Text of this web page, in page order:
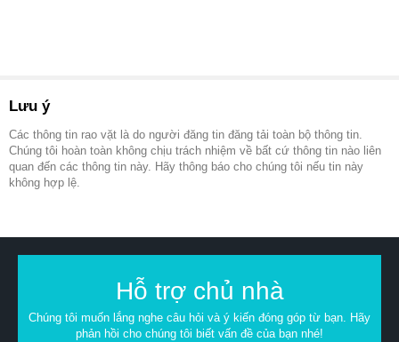
Lưu ý
Các thông tin rao vặt là do người đăng tin đăng tải toàn bộ thông tin.
Chúng tôi hoàn toàn không chịu trách nhiệm về bất cứ thông tin nào liên
quan đến các thông tin này. Hãy thông báo cho chúng tôi nếu tin này
không hợp lệ.
Hỗ trợ chủ nhà
Chúng tôi muốn lắng nghe câu hỏi và ý kiến đóng góp từ bạn. Hãy
phản hồi cho chúng tôi biết vấn đề của bạn nhé!